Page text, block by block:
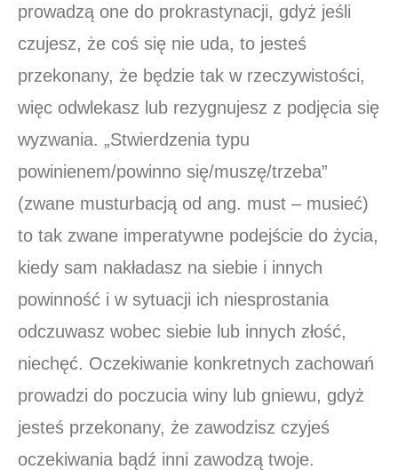
prowadzą one do prokrastynacji, gdyż jeśli
czujesz, że coś się nie uda, to jesteś
przekonany, że będzie tak w rzeczywistości,
więc odwlekasz lub rezygnujesz z podjęcia się
wyzwania. „Stwierdzenia typu
powinienem/powinno się/muszę/trzeba”
(zwane musturbacją od ang. must – musieć)
to tak zwane imperatywne podejście do życia,
kiedy sam nakładasz na siebie i innych
powinność i w sytuacji ich niesprostania
odczuwasz wobec siebie lub innych złość,
niechęć. Oczekiwanie konkretnych zachowań
prowadzi do poczucia winy lub gniewu, gdyż
jesteś przekonany, że zawodzisz czyjeś
oczekiwania bądź inni zawodzą twoje.